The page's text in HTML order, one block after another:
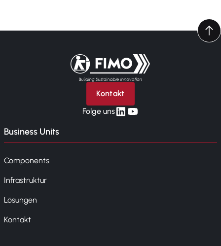
Zurück zur Startseite
Kontakt
Folge unslinkedin
yt
Business Units
Components
Infrastruktur
Lösungen
Kontakt